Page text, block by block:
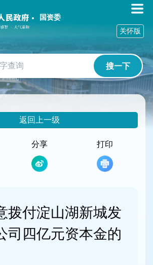
国资委
搜一下
关怀版
返回上一级
分享 打印
拨付淀山湖新城发
司四亿元资本金的